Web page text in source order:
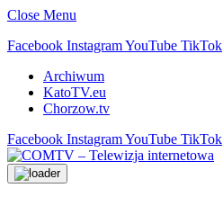
Close Menu
Facebook InstagramYouTube TikTok
Archiwum
KatoTV.eu
Chorzow.tv
Facebook InstagramYouTube TikTok